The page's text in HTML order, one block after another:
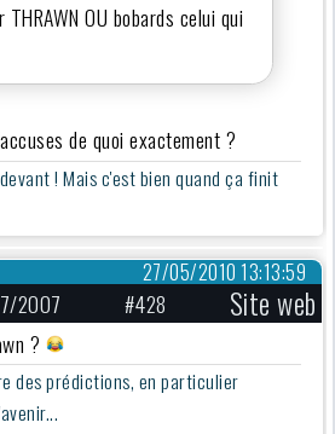
THRAWN OU bobards celui qui
de quoi exactement ?
! Mais c'est bien quand ça finit
27/05/2010 13:13:59
2007 #428 Site web
?
des prédictions, en particulier